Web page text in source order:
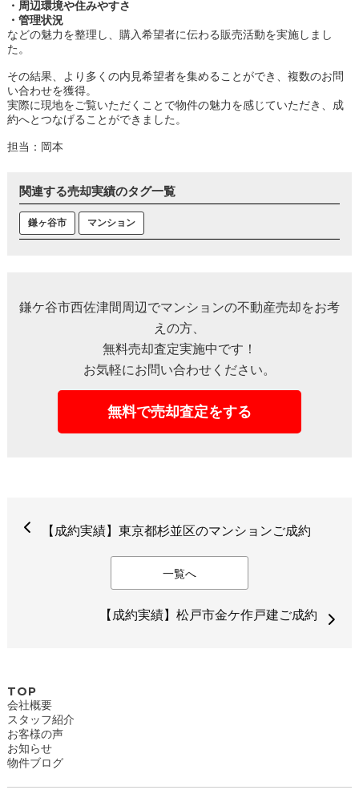
・周辺環境や住みやすさ
・管理状況
などの魅力を整理し、購入希望者に伝わる販売活動を実施しまし
た。
その結果、より多くの内見希望者を集めることができ、複数のお問
い合わせを獲得。
実際に現地をご覧いただくことで物件の魅力を感じていただき、成
約へとつなげることができました。
担当：岡本
関連する売却実績のタグ一覧
鎌ヶ谷市 マンション
鎌ケ谷市西佐津間周辺でマンションの不動産売却をお考
えの方、
無料売却査定実施中です！
お気軽にお問い合わせください。
無料で売却査定をする
【成約実績】東京都杉並区のマンションご成約
一覧へ
【成約実績】松戸市金ケ作戸建ご成約
TOP
会社概要
スタッフ紹介
お客様の声
お知らせ
物件ブログ